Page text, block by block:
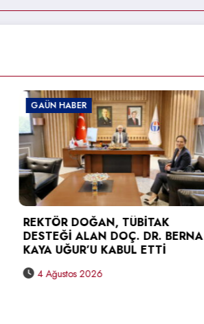
GAÜN HABER
REKTÖR DOĞAN, TÜBİTAK
DESTEĞİ ALAN DOÇ. DR. BERNA
KAYA UĞUR’U KABUL ETTİ
4 Ağustos 2026